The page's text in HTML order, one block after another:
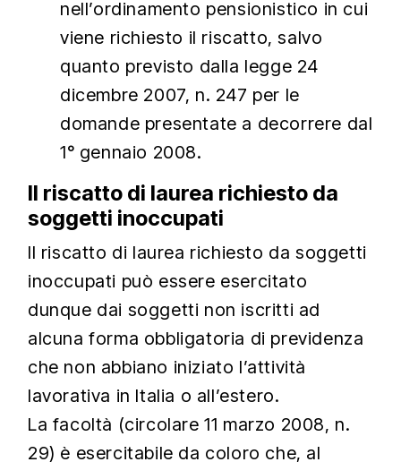
nell’ordinamento pensionistico in cui
viene richiesto il riscatto, salvo
quanto previsto dalla legge 24
dicembre 2007, n. 247 per le
domande presentate a decorrere dal
1° gennaio 2008.
Il riscatto di laurea richiesto da
soggetti inoccupati
Il riscatto di laurea richiesto da soggetti
inoccupati può essere esercitato
dunque dai soggetti non iscritti ad
alcuna forma obbligatoria di previdenza
che non abbiano iniziato l’attività
lavorativa in Italia o all’estero.
La facoltà (circolare 11 marzo 2008, n.
29) è esercitabile da coloro che, al